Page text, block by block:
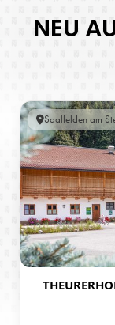
NEU
Saalfelden am